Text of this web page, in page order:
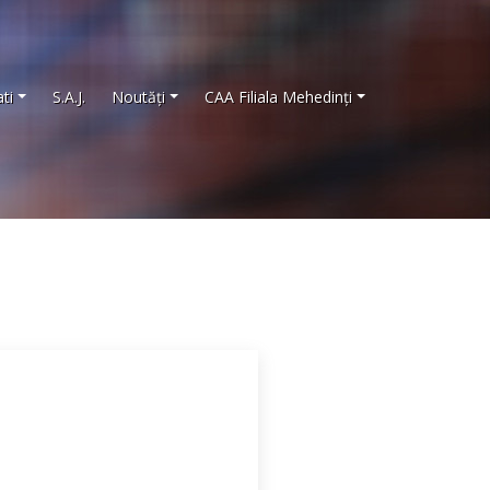
S.A.J. Noutăţi CAA Filiala Mehedinţi